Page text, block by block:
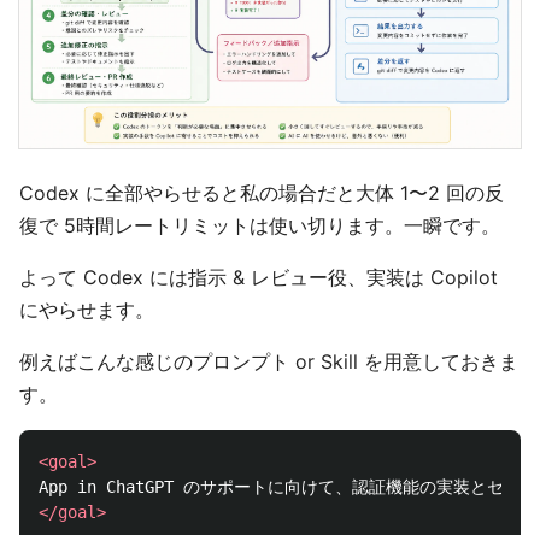
Codex に全部やらせると私の場合だと大体 1〜2 回の反
復で 5時間レートリミットは使い切ります。一瞬です。
よって Codex には指示 & レビュー役、実装は Copilot
にやらせます。
例えばこんな感じのプロンプト or Skill を用意しておきま
す。
<goal>
</goal>